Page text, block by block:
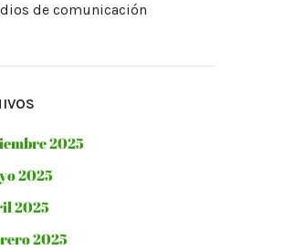
de comunicación
2025
2025
2025
2025